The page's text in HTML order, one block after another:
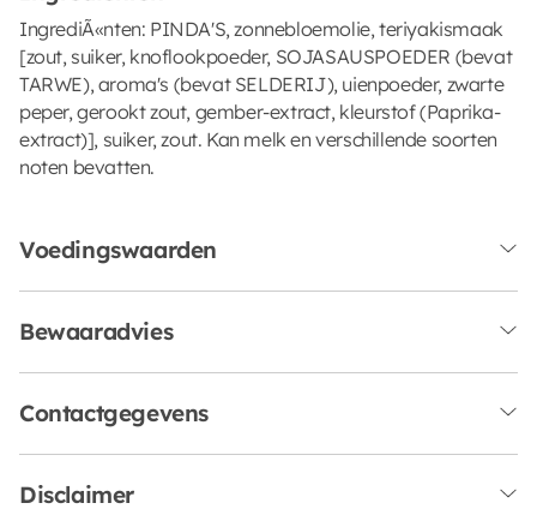
IngrediÃ«nten: PINDA'S, zonnebloemolie, teriyakismaak
[zout, suiker, knoflookpoeder, SOJASAUSPOEDER (bevat
TARWE), aroma's (bevat SELDERIJ), uienpoeder, zwarte
peper, gerookt zout, gember-extract, kleurstof (Paprika-
extract)], suiker, zout. Kan melk en verschillende soorten
noten bevatten.
Voedingswaarden
Bewaaradvies
Contactgegevens
Disclaimer